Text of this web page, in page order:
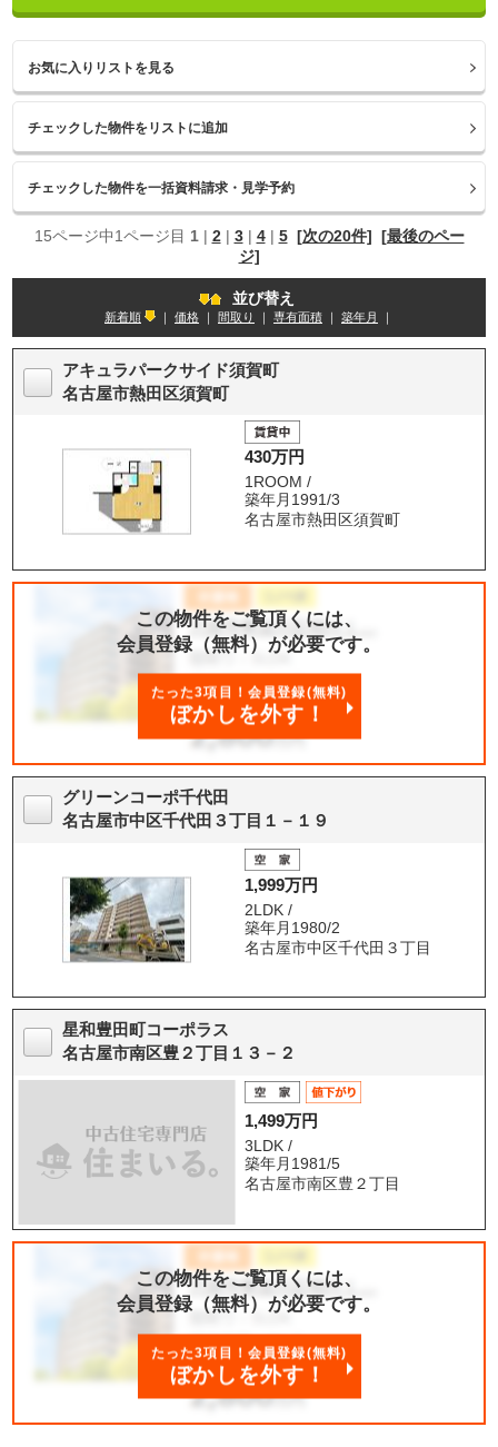
お気に入りリストを見る
15ページ中1ページ目 1| 2| 3| 4| 5 [次の20件] [最後のペー
ジ]
並び替え
新着順 価格 間取り 専有面積 築年月
アキュラパークサイド須賀町
名古屋市熱田区須賀町
430万円
1ROOM /
築年月1991/3
名古屋市熱田区須賀町
この物件をご覧頂くには、
会員登録（無料）が必要です。
たった3項目！会員登録(無料)
ぼかしを外す！
グリーンコーポ千代田
名古屋市中区千代田３丁目１－１９
1,999万円
2LDK /
築年月1980/2
名古屋市中区千代田３丁目
星和豊田町コーポラス
名古屋市南区豊２丁目１３－２
1,499万円
3LDK /
築年月1981/5
名古屋市南区豊２丁目
この物件をご覧頂くには、
会員登録（無料）が必要です。
たった3項目！会員登録(無料)
ぼかしを外す！